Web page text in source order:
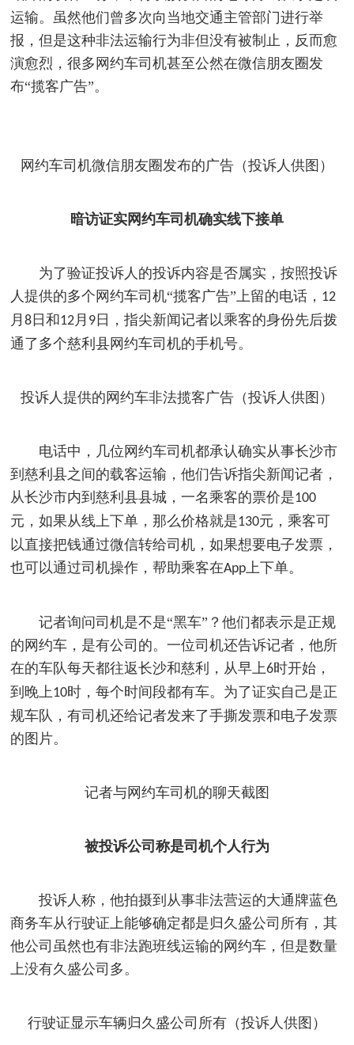
运输。虽然他们曾多次向当地交通主管部门进行举
报，但是这种非法运输行为非但没有被制止，反而愈
演愈烈，很多网约车司机甚至公然在微信朋友圈发
布“揽客广告”。
网约车司机微信朋友圈发布的广告（投诉人供图）
暗访证实网约车司机确实线下接单
为了验证投诉人的投诉内容是否属实，按照投诉
人提供的多个网约车司机“揽客广告”上留的电话， 12
月8日和12 月 9日，指尖新闻记者以乘客的身份先后拨
通了多个慈利县网约车司机的手机号。
投诉人提供的网约车非法揽客广告（投诉人供图）
电话中，几位网约车司机都承认确实从事长沙市
到慈利县之间的载客运输，他们告诉指尖新闻记者，
从长沙市内到慈利县县城，一名乘客的票价是100
元，如果从线上下单，那么价格就是130元，乘客可
以直接把钱通过微信转给司机，如果想要电子发票，
也可以通过司机操作，帮助乘客在App 上下单。
记者询问司机是不是“黑车”？他们都表示是正规
的网约车，是有公司的。一位司机还告诉记者，他所
在的车队每天都往返长沙和慈利，从早上6时开始，
到晚上10时，每个时间段都有车。为了证实自己是正
规车队，有司机还给记者发来了手撕发票和电子发票
的图片。
记者与网约车司机的聊天截图
被投诉公司称是司机个人行为
投诉人称，他拍摄到从事非法营运的大通牌蓝色
商务车从行驶证上能够确定都是归久盛公司所有，其
他公司虽然也有非法跑班线运输的网约车，但是数量
上没有久盛公司多。
行驶证显示车辆归久盛公司所有（投诉人供图）